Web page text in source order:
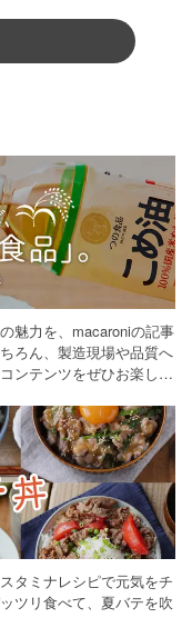
魅力を、macaroniの記事
ろん、製造現場や品質へ
ンテンツをぜひお楽しみ
タミナレシピで元気をチ
ツリ食べて、夏バテを吹